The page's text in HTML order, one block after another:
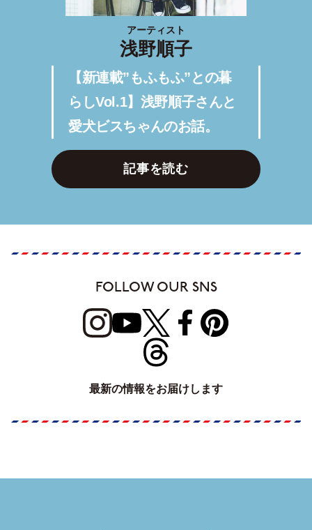
アーティスト
浅野順子
【新連載”もふもふ”との暮
らしVol.1】浅野順子さんと
愛犬ビスちゃんのお話。
記事を読む
FOLLOW OUR SNS
最新の情報をお届けします